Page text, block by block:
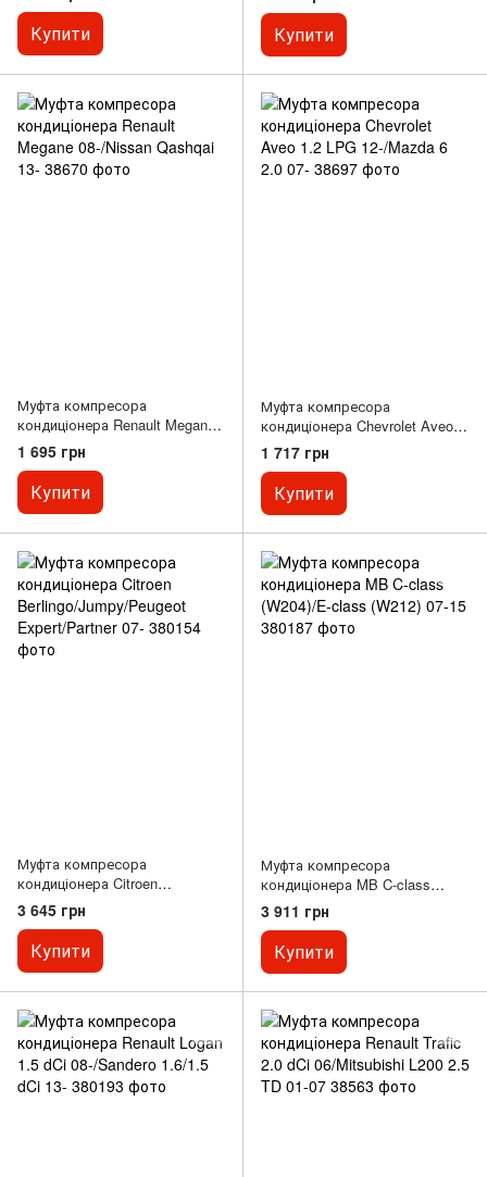
308/406/508/Partner 1.6-2.0 98-
Купити
TDCi 06-
Купити
Муфта компресора
кондиціонера Renault Megane
08-/Nissan Qashqai 13-
1 695 грн
Купити
Муфта компресора
кондиціонера Chevrolet Aveo
1.2 LPG 12-/Mazda 6 2.0 07-
1 717 грн
Купити
Муфта компресора
кондиціонера Citroen
Berlingo/Jumpy/Peugeot
Expert/Partner 07-
3 645 грн
Купити
Муфта компресора
кондиціонера MB C-class
(W204)/E-class (W212) 07-15
3 911 грн
Купити